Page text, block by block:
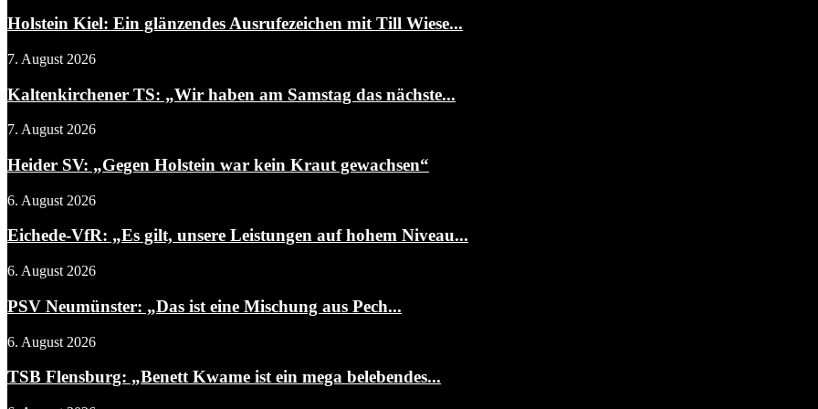
Holstein Kiel: Ein glänzendes Ausrufezeichen mit Till Wiese...
7. August 2026
Kaltenkirchener TS: „Wir haben am Samstag das nächste...
7. August 2026
Heider SV: „Gegen Holstein war kein Kraut gewachsen“
6. August 2026
Eichede-VfR: „Es gilt, unsere Leistungen auf hohem Niveau...
6. August 2026
PSV Neumünster: „Das ist eine Mischung aus Pech...
6. August 2026
TSB Flensburg: „Benett Kwame ist ein mega belebendes...